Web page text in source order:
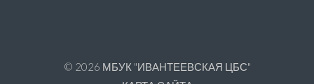
© 2026 МБУК "ИВАНТЕЕВСКАЯ ЦБС"